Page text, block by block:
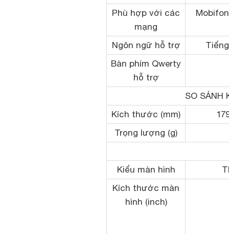
Phù hợp với các
mạng
Ngôn ngữ hỗ trợ
Bàn phím Qwerty
hỗ trợ
SO SÁNH
Kích thước (mm)
Trọng lượng (g)
Kiểu màn hình
Kích thước màn
hình (inch)